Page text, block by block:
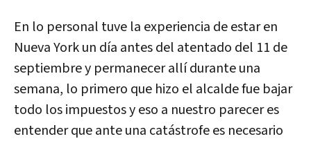
En lo personal tuve la experiencia de estar en
Nueva York un día antes del atentado del 11 de
septiembre y permanecer allí durante una
semana, lo primero que hizo el alcalde fue bajar
todo los impuestos y eso a nuestro parecer es
entender que ante una catástrofe es necesario